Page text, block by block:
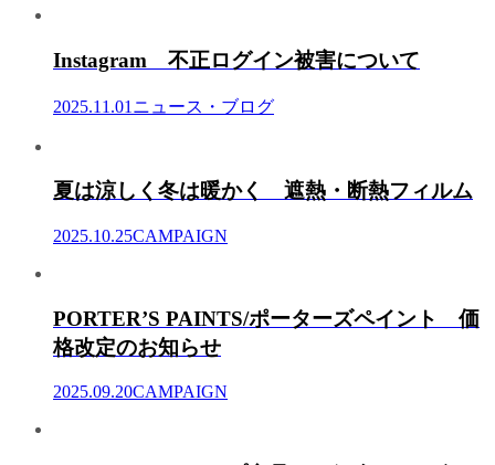
Instagram 不正ログイン被害について
2025.11.01 ニュース・ブログ
夏は涼しく冬は暖かく 遮熱・断熱フィルム
2025.10.25CAMPAIGN
PORTER’S PAINTS/ポーターズペイント 価
格改定のお知らせ
2025.09.20CAMPAIGN